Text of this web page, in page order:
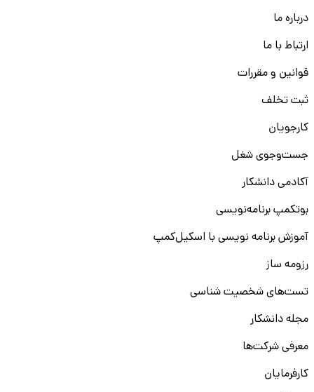
درباره ما
ارتباط با ما
قوانین و مقررات
ثبت تخلف
کارجویان
جست‌و‌جوی شغل
آکادمی دانشکار
بوتکمپ برنامه‌نویسی
آموزش برنامه نویسی با اسکیل‌کمپ
رزومه ساز
تست‌های شخصیت شناسی
مجله دانشکار
معرفی شرکت‌ها
کارفرمایان